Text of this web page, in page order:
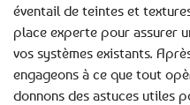
éventail de teintes et
place experte pour assurer
vos systèmes existants.
engageons à ce que tout
donnons des astuces utiles